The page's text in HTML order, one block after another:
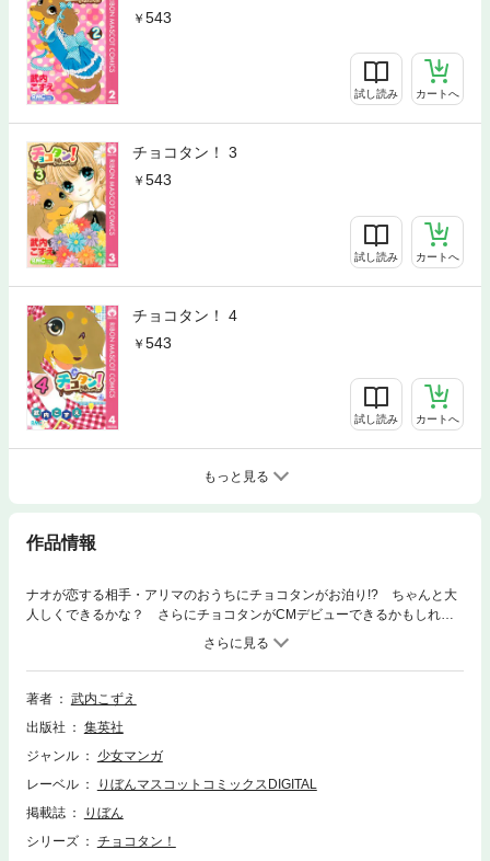
543
試し読み カートへ
チョコタン！ 3
543
試し読み カートへ
チョコタン！ 4
543
試し読み カートへ
もっと見る
作品情報
ナオが恋する相手・アリマのおうちにチョコタンがお泊り!? ちゃんと大
人しくできるかな？ さらにチョコタンがCMデビューできるかもしれな
いコンテストなど、盛りだくさんの6巻!!
著者
武内こずえ
出版社
集英社
ジャンル
少女マンガ
レーベル
りぼんマスコットコミックスDIGITAL
掲載誌
りぼん
シリーズ
チョコタン！